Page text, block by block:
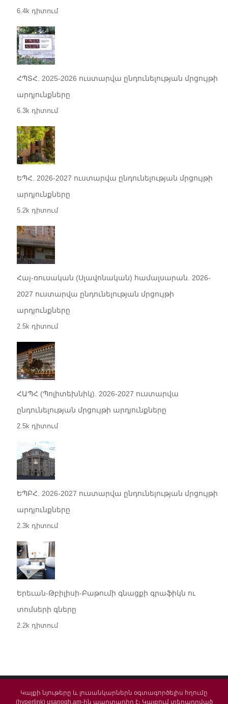
6.4k դիտում
ՀՊՏՀ. 2025-2026 ուստարվա ընդունելության մրցույթի
արդյունքները
6.3k դիտում
ԵՊՀ. 2026-2027 ուստարվա ընդունելության մրցույթի
արդյունքները
5.2k դիտում
Հայ-ռուսական (Սլավոնական) համալսարան. 2026-
2027 ուստարվա ընդունելության մրցույթի
արդյունքները
2.5k դիտում
ՀԱՊՀ (Պոլիտեխնիկ). 2026-2027 ուստարվա
ընդունելության մրցույթի արդյունքները
2.5k դիտում
ԵՊԲՀ. 2026-2027 ուստարվա ընդունելության մրցույթի
արդյունքները
2.3k դիտում
Երեւան-Թբիլիսի-Բաթումի գնացքի գրաֆիկն ու
տոմսերի գները
2.2k դիտում
Կայքի նյութերը և լուսանկարներն օգտագործելիս հղումը
(hyperlink) usanogh.am-ին պարտադիր է։ Կայքում տեղադրված